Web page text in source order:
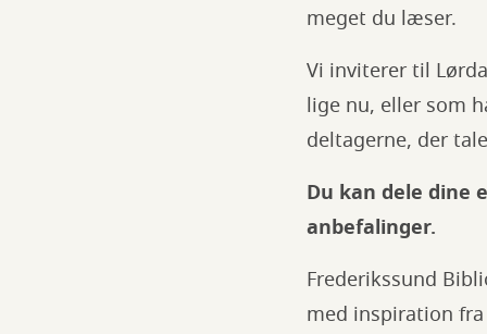
meget du læser.
Vi inviterer til
lige nu, eller som
deltagerne, der
Du kan dele dine
anbefalinger.
Frederikssund
med inspiration